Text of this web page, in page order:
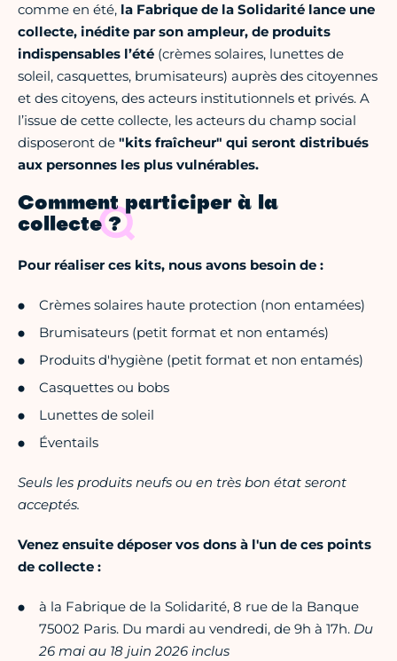
comme en été, la Fabrique de la Solidarité lance une
collecte, inédite par son ampleur, de produits
indispensables l’été (crèmes solaires, lunettes de
soleil, casquettes, brumisateurs) auprès des citoyennes
et des citoyens, des acteurs institutionnels et privés. A
l’issue de cette collecte, les acteurs du champ social
disposeront de "kits fraîcheur" qui seront distribués
aux personnes les plus vulnérables.
Comment participer à la
collecte ?
Pour réaliser ces kits, nous avons besoin de :
Crèmes solaires haute protection (non entamées)
Brumisateurs (petit format et non entamés)
Produits d'hygiène (petit format et non entamés)
Casquettes ou bobs
Lunettes de soleil
Éventails
Seuls les produits neufs ou en très bon état seront
acceptés.
Venez ensuite déposer vos dons à l'un de ces points
de collecte :
à la Fabrique de la Solidarité, 8 rue de la Banque
75002 Paris. Du mardi au vendredi, de 9h à 17h. Du
26 mai au 18 juin 2026 inclus